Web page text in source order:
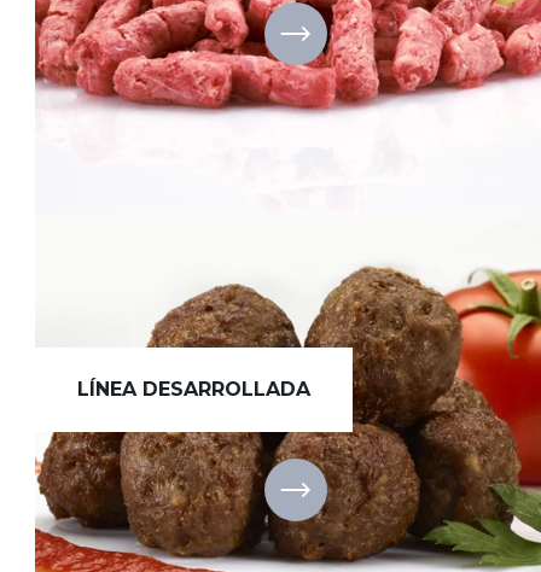
LÍNEA DESARROLLADA